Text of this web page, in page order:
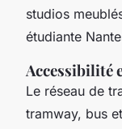
studios
étudiante
Accessibilité
Le réseau de
tramway, bus